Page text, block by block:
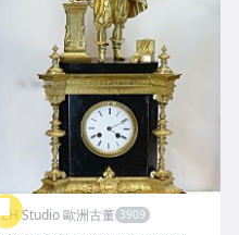
ZH Studio 歐洲古董